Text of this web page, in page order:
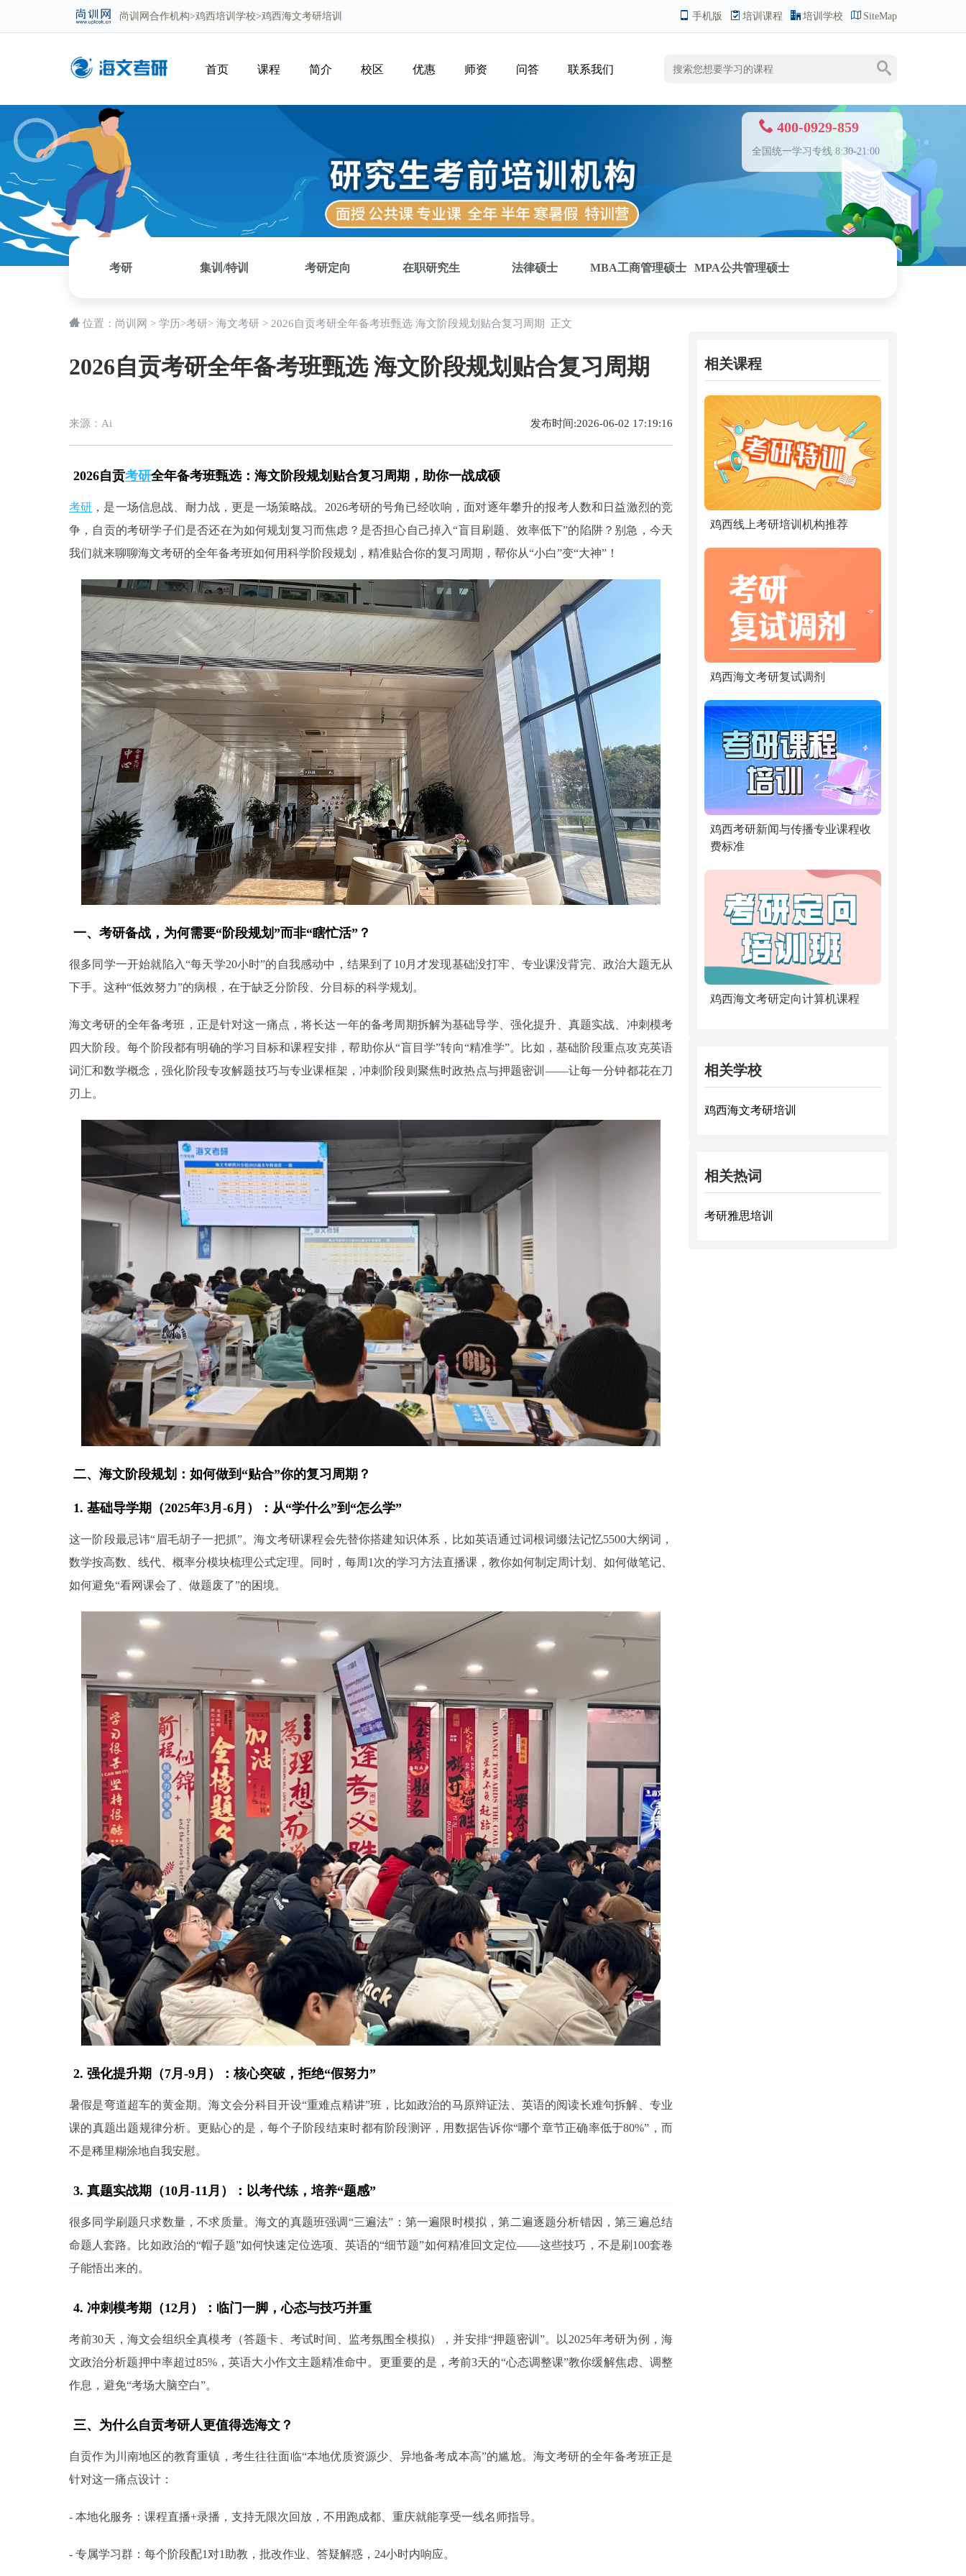
手机版 培训课程 培训学校 SiteMap
尚训网 合作机构>鸡西培训学校>鸡西海文考研培训
首页 课程 简介 校区 优惠 师资 问答 联系我们
400-0929-859
全国统一学习专线 8:30-21:00
考研 集训/特训 考研定向 在职研究生 法律硕士 MBA工商管理硕士 MPA公共管理硕士
位置： 尚训网 > 学历>考研> 海文考研 > 2026自贡考研全年备考班甄选 海文阶段规划贴合复习周期 正文
2026自贡考研全年备考班甄选 海文阶段规划贴合复习周期
发布时间:2026-06-02 17:19:16
来源： Ai
2026自贡考研全年备考班甄选：海文阶段规划贴合复习周期，助你一战成硕
考研 ，是一场信息战、耐力战，更是一场策略战。2026考研的号角已经吹响，面对逐年攀升的报考人数和日益激烈的竞
争，自贡的考研学子们是否还在为如何规划复习而焦虑？是否担心自己掉入“盲目刷题、效率低下”的陷阱？别急，今天
我们就来聊聊海文考研的全年备考班如何用科学阶段规划，精准贴合你的复习周期，帮你从“小白”变“大神”！
一、考研备战，为何需要“阶段规划”而非“瞎忙活”？
很多同学一开始就陷入“每天学20小时”的自我感动中，结果到了10月才发现基础没打牢、专业课没背完、政治大题无从
下手。这种“低效努力”的病根，在于缺乏分阶段、分目标的科学规划。
海文考研的全年备考班，正是针对这一痛点，将长达一年的备考周期拆解为基础导学、强化提升、真题实战、冲刺模考
四大阶段。每个阶段都有明确的学习目标和课程安排，帮助你从“盲目学”转向“精准学”。比如，基础阶段重点攻克英语
词汇和数学概念，强化阶段专攻解题技巧与专业课框架，冲刺阶段则聚焦时政热点与押题密训——让每一分钟都花在刀
刃上。
二、海文阶段规划：如何做到“贴合”你的复习周期？
1. 基础导学期（2025年3月-6月）：从“学什么”到“怎么学”
这一阶段最忌讳“眉毛胡子一把抓”。海文考研课程会先替你搭建知识体系，比如英语通过词根词缀法记忆5500大纲词，
数学按高数、线代、概率分模块梳理公式定理。同时，每周1次的学习方法直播课，教你如何制定周计划、如何做笔记、
如何避免“看网课会了、做题废了”的困境。
2. 强化提升期（7月-9月）：核心突破，拒绝“假努力”
暑假是弯道超车的黄金期。海文会分科目开设“重难点精讲”班，比如政治的马原辩证法、英语的阅读长难句拆解、专业
课的真题出题规律分析。更贴心的是，每个子阶段结束时都有阶段测评，用数据告诉你“哪个章节正确率低于80%”，而
不是稀里糊涂地自我安慰。
3. 真题实战期（10月-11月）：以考代练，培养“题感”
很多同学刷题只求数量，不求质量。海文的真题班强调“三遍法”：第一遍限时模拟，第二遍逐题分析错因，第三遍总结
命题人套路。比如政治的“帽子题”如何快速定位选项、英语的“细节题”如何精准回文定位——这些技巧，不是刷100套卷
子能悟出来的。
4. 冲刺模考期（12月）：临门一脚，心态与技巧并重
考前30天，海文会组织全真模考（答题卡、考试时间、监考氛围全模拟），并安排“押题密训”。以2025年考研为例，海
文政治分析题押中率超过85%，英语大小作文主题精准命中。更重要的是，考前3天的“心态调整课”教你缓解焦虑、调整
作息，避免“考场大脑空白”。
三、为什么自贡考研人更值得选海文？
自贡作为川南地区的教育重镇，考生往往面临“本地优质资源少、异地备考成本高”的尴尬。海文考研的全年备考班正是
针对这一痛点设计：
- 本地化服务：课程直播+录播，支持无限次回放，不用跑成都、重庆就能享受一线名师指导。
- 专属学习群：每个阶段配1对1助教，批改作业、答疑解惑，24小时内响应。
相关课程
鸡西线上考研培训机构推荐
鸡西海文考研复试调剂
鸡西考研新闻与传播专业课程收
费标准
鸡西海文考研定向计算机课程
相关学校
鸡西海文考研培训
相关热词
考研雅思培训